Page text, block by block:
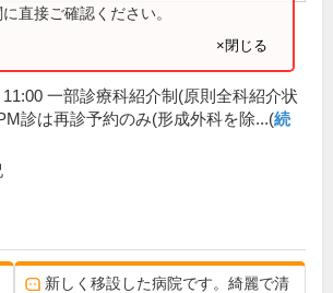
直接ご確認ください。
×閉じる
11:00 一部診療科紹介制(原則全科紹介状
診は再診予約のみ(形成外科を除...(続
新しく移設した病院です。綺麗で清